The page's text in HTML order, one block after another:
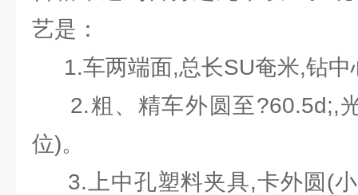
艺是：
1.车两端面,总长SU奄米,钻中
2.粗、精车外圆至?60.5d;,
位)。
3.上中孔塑料夹具,卡外圆(小